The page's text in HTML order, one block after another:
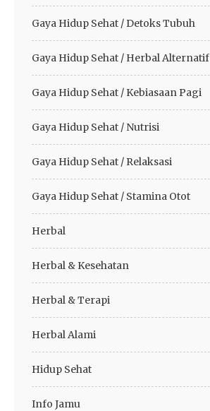
Gaya Hidup Sehat / Detoks Tubuh
Gaya Hidup Sehat / Herbal Alternatif
Gaya Hidup Sehat / Kebiasaan Pagi
Gaya Hidup Sehat / Nutrisi
Gaya Hidup Sehat / Relaksasi
Gaya Hidup Sehat / Stamina Otot
Herbal
Herbal & Kesehatan
Herbal & Terapi
Herbal Alami
Hidup Sehat
Info Jamu